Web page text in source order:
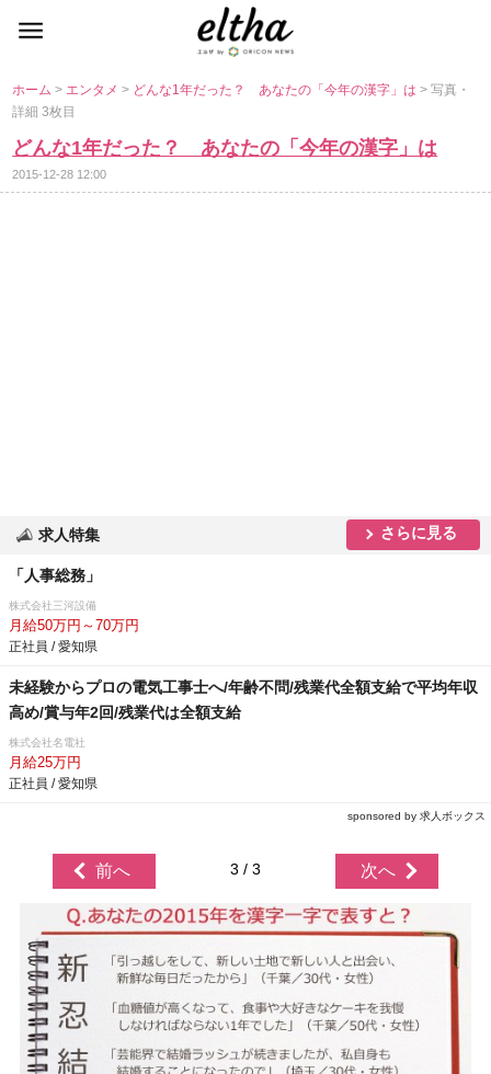
ホーム> エンタメ> どんな1年だった？ あなたの「今年の漢字」は> 写真・
詳細 3枚目
どんな1年だった？ あなたの「今年の漢字」は
2015-12-28 12:00
求人特集 さらに見る
「人事総務」
株式会社三河設備
月給50万円～70万円
正社員 / 愛知県
未経験からプロの電気工事士へ/年齢不問/残業代全額支給で平均年収
高め/賞与年2回/残業代は全額支給
株式会社名電社
月給25万円
正社員 / 愛知県
sponsored by 求人ボックス
前へ 3 / 3 次へ